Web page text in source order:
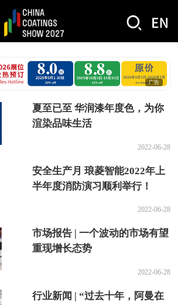
广告
夏至已至 华润漆年度色，为你
渲染品味生活
2022-06-28
安全生产月 琅菱智能2022年上
半年度消防演习顺利举行！
2022-06-28
市场报告 | 一个波动的市场有望
重现增长态势
2022-06-28
行业新闻 | “过去十年，阿曼在